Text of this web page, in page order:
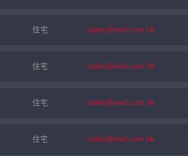
住宅 sales@nwd.com.hk
住宅 sales@nwd.com.hk
住宅 sales@nwd.com.hk
住宅 sales@nwd.com.hk
繼續